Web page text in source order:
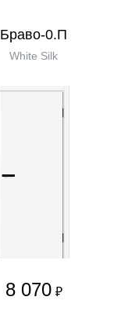
Браво-0.П
White Silk
8 070 ₽